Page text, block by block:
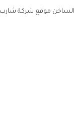
موقع شركة شارب